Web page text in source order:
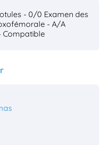
- 0/0 Examen des
- A/A
Compatible